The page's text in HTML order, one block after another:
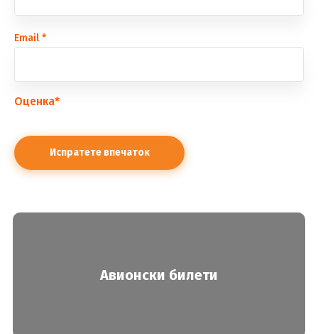
Еmail *
Оценка*
Авионски билети